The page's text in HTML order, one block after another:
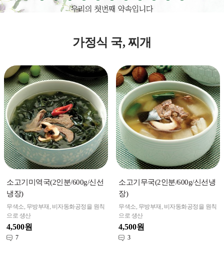
소고기미역국(2인분/600g/신선
냉장)
무색소, 무방부재, 비자동화공정을 원칙
으로 생산
4,500원
7
소고기무국(2인분/600g/신선냉
장)
무색소, 무방부재, 비자동화공정을 원칙
으로 생산
4,500원
3